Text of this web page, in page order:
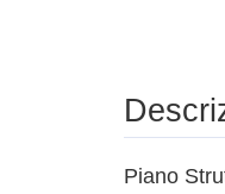
Piano